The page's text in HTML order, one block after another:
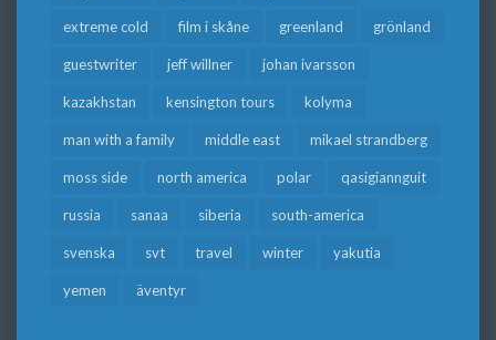
extreme cold film i skåne greenland grönland
guestwriter jeff willner johan ivarsson
kazakhstan kensington tours kolyma
man with a family middle east mikael strandberg
moss side north america polar qasigiannguit
russia sanaa siberia south-america
svenska svt travel winter yakutia
yemen äventyr